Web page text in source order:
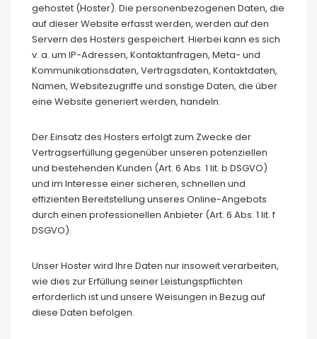
gehostet (Hoster). Die personenbezogenen Daten, die
auf dieser Website erfasst werden, werden auf den
Servern des Hosters gespeichert. Hierbei kann es sich
v. a. um IP-Adressen, Kontaktanfragen, Meta- und
Kommunikationsdaten, Vertragsdaten, Kontaktdaten,
Namen, Websitezugriffe und sonstige Daten, die über
eine Website generiert werden, handeln.
Der Einsatz des Hosters erfolgt zum Zwecke der
Vertragserfüllung gegenüber unseren potenziellen
und bestehenden Kunden (Art. 6 Abs. 1 lit. b DSGVO)
und im Interesse einer sicheren, schnellen und
effizienten Bereitstellung unseres Online-Angebots
durch einen professionellen Anbieter (Art. 6 Abs. 1 lit. f
DSGVO).
Unser Hoster wird Ihre Daten nur insoweit verarbeiten,
wie dies zur Erfüllung seiner Leistungspflichten
erforderlich ist und unsere Weisungen in Bezug auf
diese Daten befolgen.